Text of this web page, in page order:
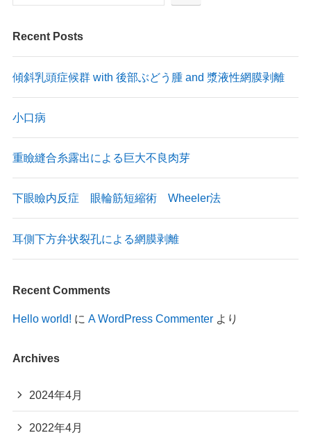
Recent Posts
傾斜乳頭症候群 with 後部ぶどう腫 and 漿液性網膜剥離
小口病
重瞼縫合糸露出による巨大不良肉芽
下眼瞼内反症 眼輪筋短縮術 Wheeler法
耳側下方弁状裂孔による網膜剥離
Recent Comments
Hello world! に A WordPress Commenterより
Archives
2024年4月
2022年4月